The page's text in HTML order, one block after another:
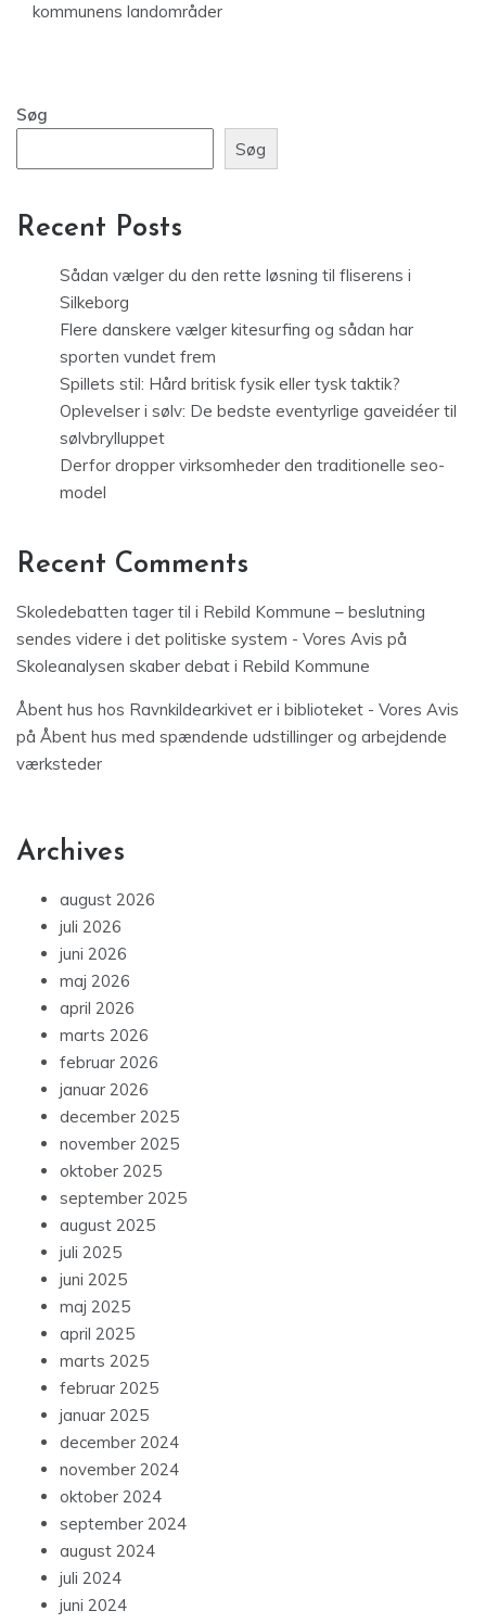
kommunens landområder
Søg
Søg
Recent Posts
Sådan vælger du den rette løsning til fliserens i
Silkeborg
Flere danskere vælger kitesurfing og sådan har
sporten vundet frem
Spillets stil: Hård britisk fysik eller tysk taktik?
Oplevelser i sølv: De bedste eventyrlige gaveidéer til
sølvbrylluppet
Derfor dropper virksomheder den traditionelle seo-
model
Recent Comments
Skoledebatten tager til i Rebild Kommune – beslutning
sendes videre i det politiske system - Vores Avis på
Skoleanalysen skaber debat i Rebild Kommune
Åbent hus hos Ravnkildearkivet er i biblioteket - Vores Avis
på Åbent hus med spændende udstillinger og arbejdende
værksteder
Archives
august 2026
juli 2026
juni 2026
maj 2026
april 2026
marts 2026
februar 2026
januar 2026
december 2025
november 2025
oktober 2025
september 2025
august 2025
juli 2025
juni 2025
maj 2025
april 2025
marts 2025
februar 2025
januar 2025
december 2024
november 2024
oktober 2024
september 2024
august 2024
juli 2024
juni 2024